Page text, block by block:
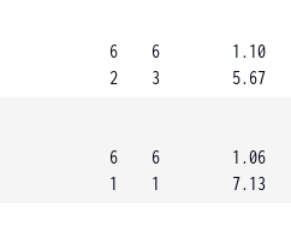
6
2
6
3
1.10
5.67
6
1
6
1
1.06
7.13